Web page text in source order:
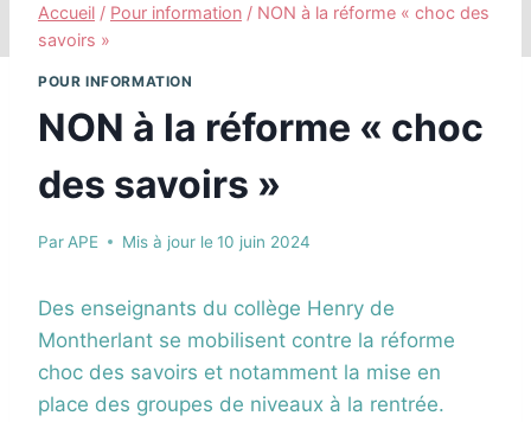
Accueil / Pour information / NON à la réforme « choc des
savoirs »
POUR INFORMATION
NON à la réforme « choc
des savoirs »
Par APE Mis à jour le 10 juin 2024
Des enseignants du collège Henry de
Montherlant se mobilisent contre la réforme
choc des savoirs et notamment la mise en
place des groupes de niveaux à la rentrée.